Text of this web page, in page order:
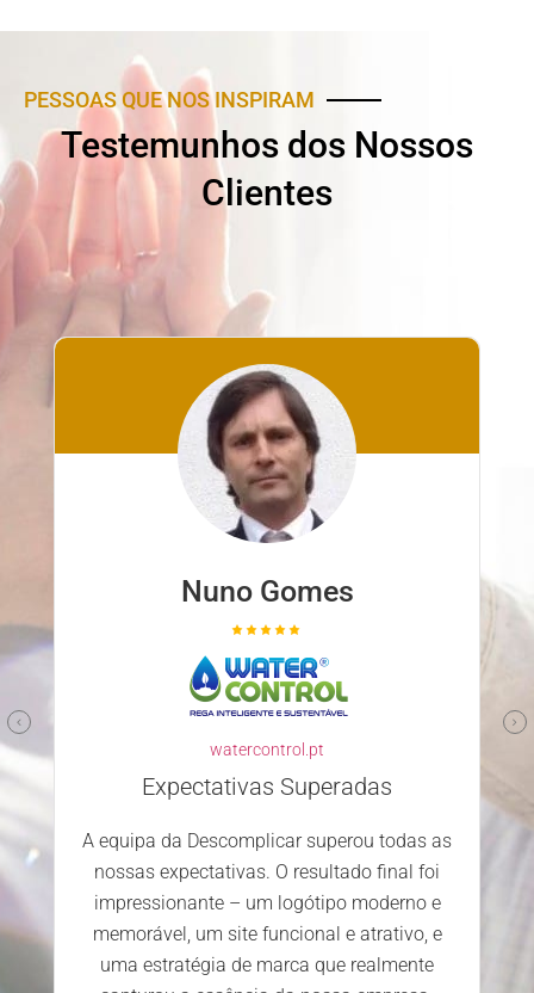
PESSOAS QUE NOS INSPIRAM
Testemunhos dos Nossos
Clientes
Nuno Gomes
watercontrol.pt
Expectativas Superadas
A equipa da Descomplicar superou todas as
nossas expectativas. O resultado final foi
impressionante – um logótipo moderno e
memorável, um site funcional e atrativo, e
uma estratégia de marca que realmente